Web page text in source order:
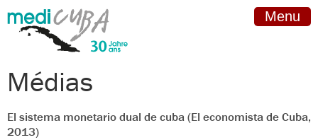
Menu
Médias
El sistema monetario dual de cuba (El economista de Cuba,
2013)